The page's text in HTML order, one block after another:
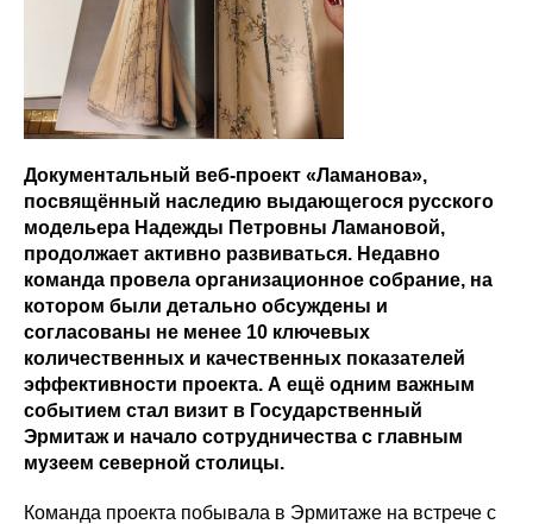
Документальный веб-проект «Ламанова»,
посвящённый наследию выдающегося русского
модельера Надежды Петровны Ламановой,
продолжает активно развиваться. Недавно
команда провела организационное собрание, на
котором были детально обсуждены и
согласованы не менее 10 ключевых
количественных и качественных показателей
эффективности проекта. А ещё одним важным
событием стал визит в Государственный
Эрмитаж и начало сотрудничества с главным
музеем северной столицы.
Команда проекта побывала в Эрмитаже на встрече с